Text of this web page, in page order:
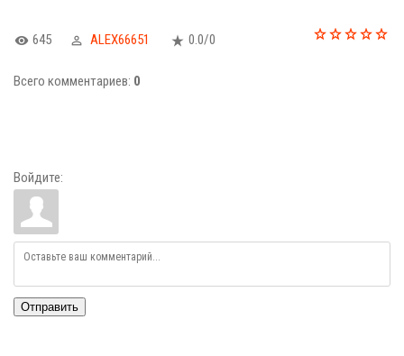
645 ALEX66651 0.0/0
Всего комментариев: 0
Войдите:
Отправить